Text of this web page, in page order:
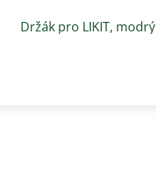
Držák pro LIKIT, modrý